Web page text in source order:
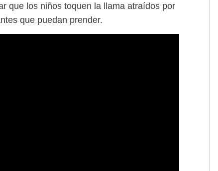
que los niños toquen la llama atraídos por
que puedan prender.